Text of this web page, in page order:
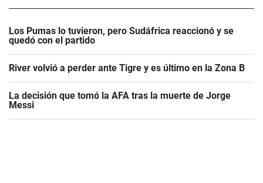
Los Pumas lo tuvieron, pero Sudáfrica reaccionó y se
quedó con el partido
River volvió a perder ante Tigre y es último en la Zona B
La decisión que tomó la AFA tras la muerte de Jorge
Messi